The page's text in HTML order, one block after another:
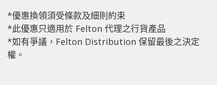
*優惠換領須受條款及細則約束
*此優惠只適用於 Felton 代理之行貨產品
*如有爭議，Felton Distribution 保留最後之決定
權。